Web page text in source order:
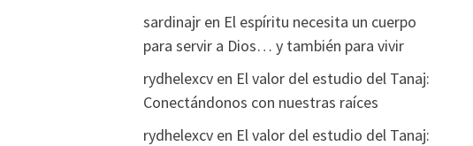
sardinajren El espíritu necesita un cuerpo
para servir a Dios… y también para vivir
rydhelexcven El valor del estudio del Tanaj:
Conectándonos con nuestras raíces
rydhelexcven El valor del estudio del Tanaj: